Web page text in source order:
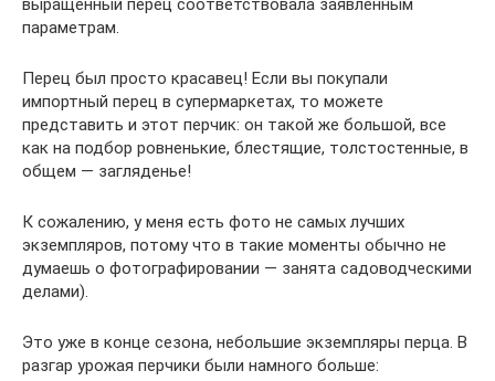
выращенный перец соответствовала заявленным
параметрам.
Перец был просто красавец! Если вы покупали
импортный перец в супермаркетах, то можете
представить и этот перчик: он такой же большой, все
как на подбор ровненькие, блестящие, толстостенные, в
общем — загляденье!
К сожалению, у меня есть фото не самых лучших
экземпляров, потому что в такие моменты обычно не
думаешь о фотографировании — занята садоводческими
делами).
Это уже в конце сезона, небольшие экземпляры перца. В
разгар урожая перчики были намного больше: